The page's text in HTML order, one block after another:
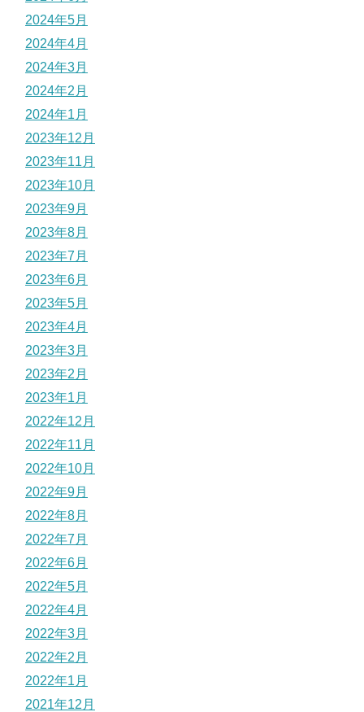
2024年5月
2024年4月
2024年3月
2024年2月
2024年1月
2023年12月
2023年11月
2023年10月
2023年9月
2023年8月
2023年7月
2023年6月
2023年5月
2023年4月
2023年3月
2023年2月
2023年1月
2022年12月
2022年11月
2022年10月
2022年9月
2022年8月
2022年7月
2022年6月
2022年5月
2022年4月
2022年3月
2022年2月
2022年1月
2021年12月